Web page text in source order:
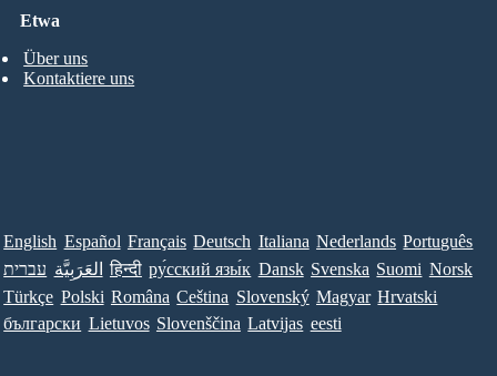
Etwa
Über uns
Kontaktiere uns
English Español Français Deutsch Italiana Nederlands Português
עברית العَرَبِيَّة हिन्दी ру́сский язы́к Dansk Svenska Suomi Norsk
Türkçe Polski Româna Ceština Slovenský Magyar Hrvatski
български Lietuvos Slovenščina Latvijas eesti